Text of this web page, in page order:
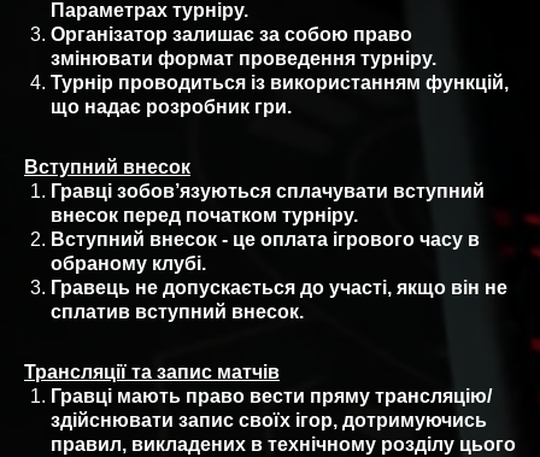
Параметрах турніру.
Організатор залишає за собою право
змінювати формат проведення турніру.
Турнір проводиться із використанням функцій,
що надає розробник гри.
Вступний внесок
Гравці зобов’язуються сплачувати вступний
внесок перед початком турніру.
Вступний внесок - це оплата ігрового часу в
обраному клубі.
Гравець не допускається до участі, якщо він не
сплатив вступний внесок.
Трансляції та запис матчів
Гравці мають право вести пряму трансляцію/
здійснювати запис своїх ігор, дотримуючись
правил, викладених в технічному розділу цього